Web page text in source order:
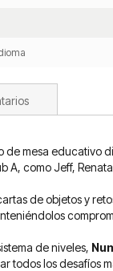
de mesa educativo
A, como Jeff,
de objetos y
de niveles,
todos los desafíos